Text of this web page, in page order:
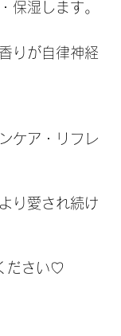
保湿します。
りが自律神経
ケア・リフレ
り愛され続け
ださい♡